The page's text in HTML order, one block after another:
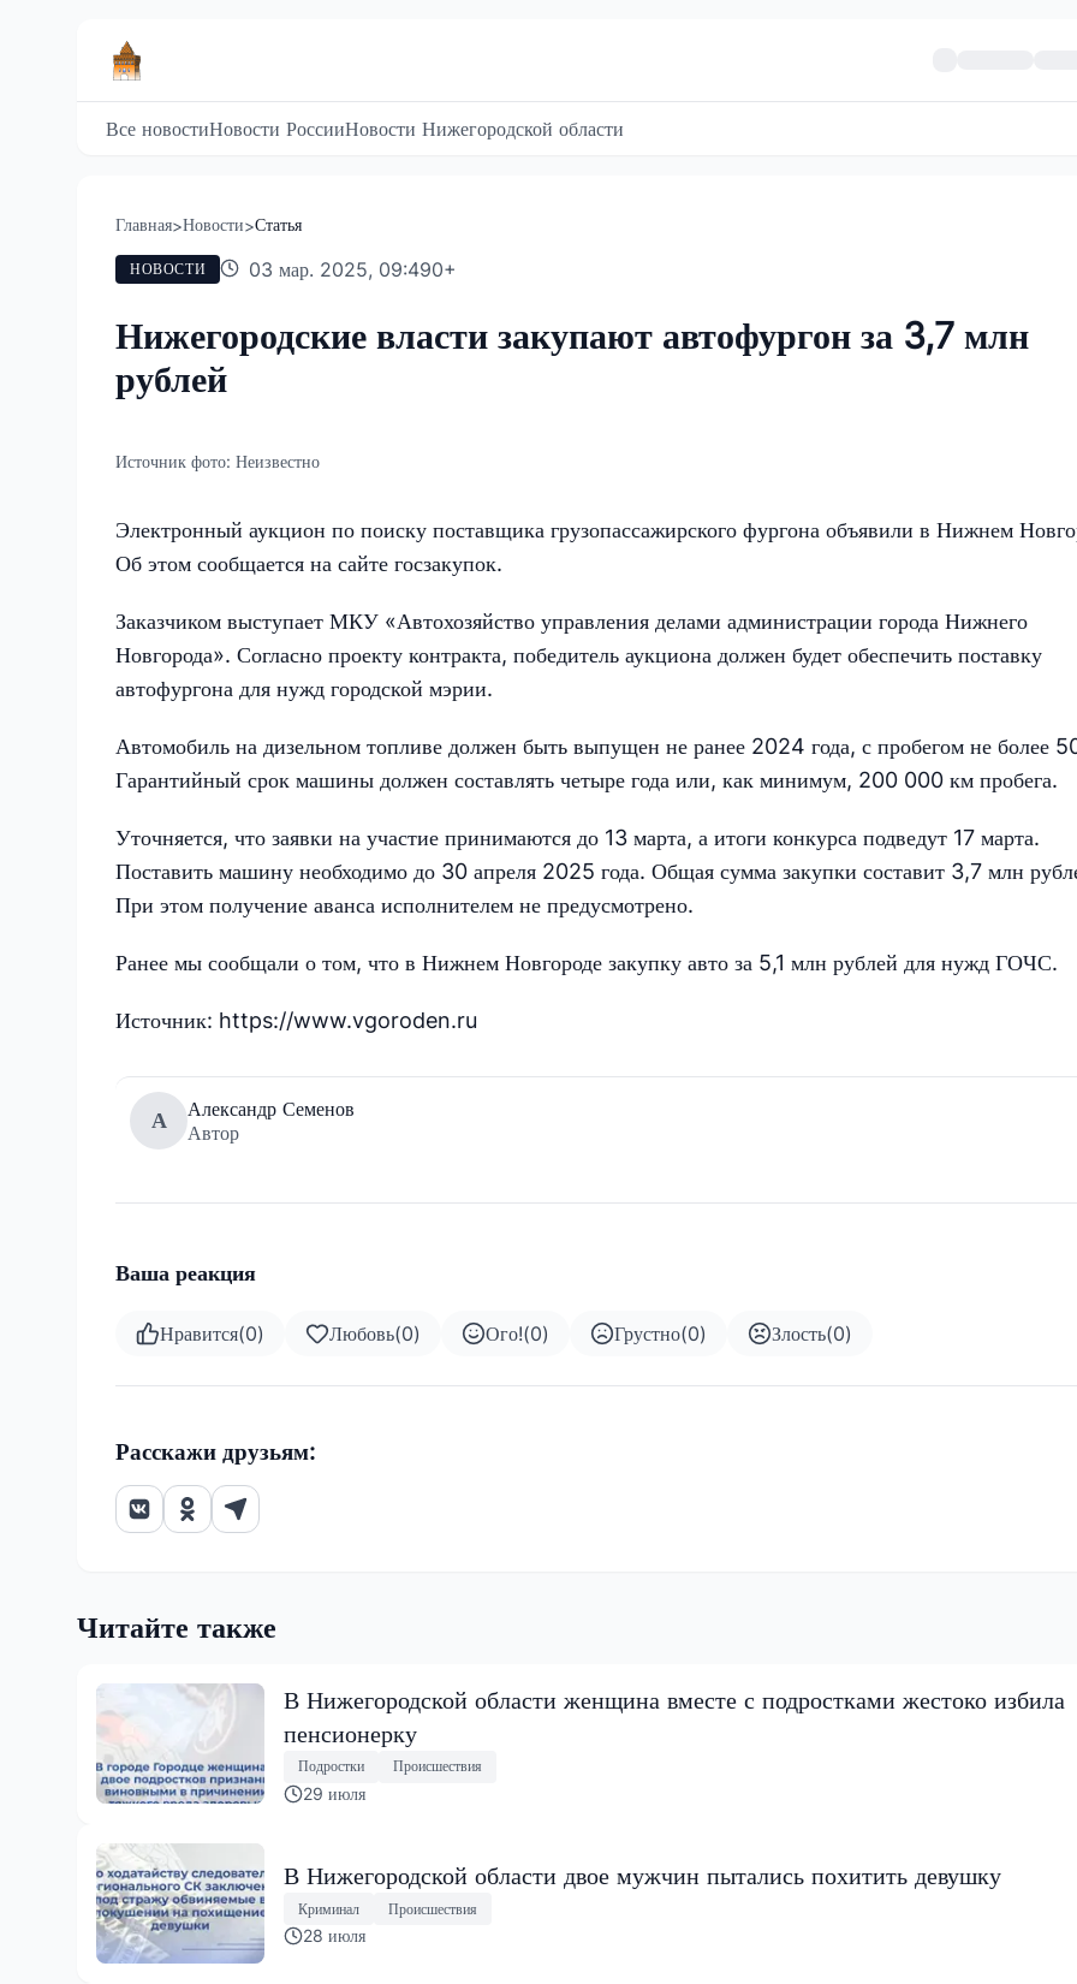
Все новостиНовости РоссииНовости Нижегородской области
Главная>Новости>Статья
НОВОСТИ 03 мар. 2025, 09:490+
Нижегородские власти закупают автофургон за 3,7 млн
рублей
Источник фото: Неизвестно
Электронный аукцион по поиску поставщика грузопассажирского фургона объявили в Нижнем
Об этом сообщается на сайте госзакупок.
Заказчиком выступает МКУ «Автохозяйство управления делами администрации города Нижнего
Новгорода». Согласно проекту контракта, победитель аукциона должен будет обеспечить поставку
автофургона для нужд городской мэрии.
Автомобиль на дизельном топливе должен быть выпущен не ранее 2024 года, с пробегом не более
Гарантийный срок машины должен составлять четыре года или, как минимум, 200 000 км пробега.
Уточняется, что заявки на участие принимаются до 13 марта, а итоги конкурса подведут 17 марта.
Поставить машину необходимо до 30 апреля 2025 года. Общая сумма закупки составит 3,7 млн
При этом получение аванса исполнителем не предусмотрено.
Ранее мы сообщали о том, что в Нижнем Новгороде закупку авто за 5,1 млн рублей для нужд ГОЧС.
Источник: https://www.vgoroden.ru
А
Александр Семенов
Автор
Ваша реакция
Нравится(0) Любовь(0) Ого!(0) Грустно(0) Злость(0)
Расскажи друзьям:
Читайте также
В Нижегородской области женщина вместе с подростками жестоко избила
пенсионерку
Подростки Происшествия
29 июля
В Нижегородской области двое мужчин пытались похитить девушку
Криминал Происшествия
28 июля